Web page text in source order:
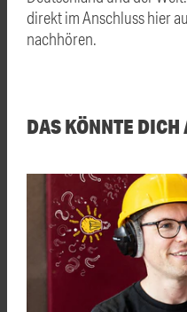
direkt im Anschluss hier
nachhören.
DAS KÖNNTE